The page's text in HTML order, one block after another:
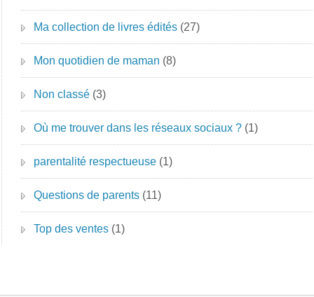
Ma collection de livres édités (27)
Mon quotidien de maman (8)
Non classé (3)
Où me trouver dans les réseaux sociaux ? (1)
parentalité respectueuse (1)
Questions de parents (11)
Top des ventes (1)